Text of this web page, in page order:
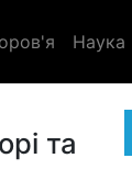
Наука
та